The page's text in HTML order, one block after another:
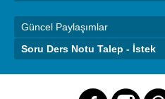
Güncel Paylaşımlar
Soru Ders Notu Talep - İstek